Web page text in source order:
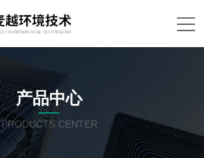
产品中心
PRODUCTS CENTER